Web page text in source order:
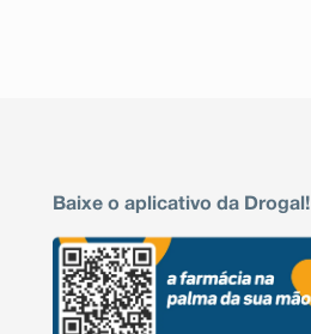
Baixe o aplicativo da Drogal!